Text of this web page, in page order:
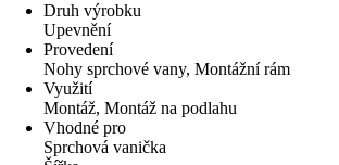
Druh výrobku
Upevnění
Provedení
Nohy sprchové vany, Montážní rám
Využití
Montáž, Montáž na podlahu
Vhodné pro
Sprchová vanička